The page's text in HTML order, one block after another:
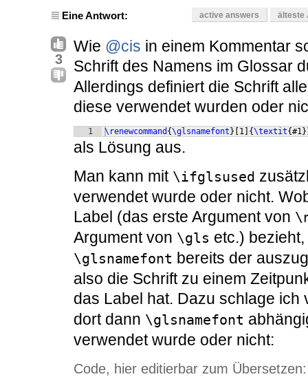
Eine Antwort: active answers älteste
3
Wie @cis in einem Kommentar
Schrift des Namens im Glossar
Allerdings definiert die Schrift
diese verwendet wurden oder
1 \renewcommand {\glsnamefont } 1 {\textit{#1
als Lösung aus.
Man kann mit \ifglsused
verwendet wurde oder nicht.
Label (das erste Argument von
Argument von \gls etc.)
\glsnamefont bereits der
also die Schrift zu einem
das Label hat. Dazu schlage ich
dort dann \glsnamefont
verwendet wurde oder nicht:
Code, hier editierbar zum Übersetzen: